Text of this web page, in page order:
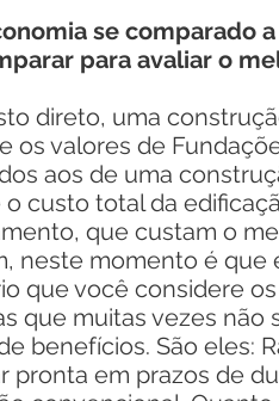
se comparado
para avaliar o
direto, uma
os valores de
aos de uma
custo total da
que custam o
momento é que
que você considere
que muitas vezes não
benefícios. São eles:
pronta em prazos de